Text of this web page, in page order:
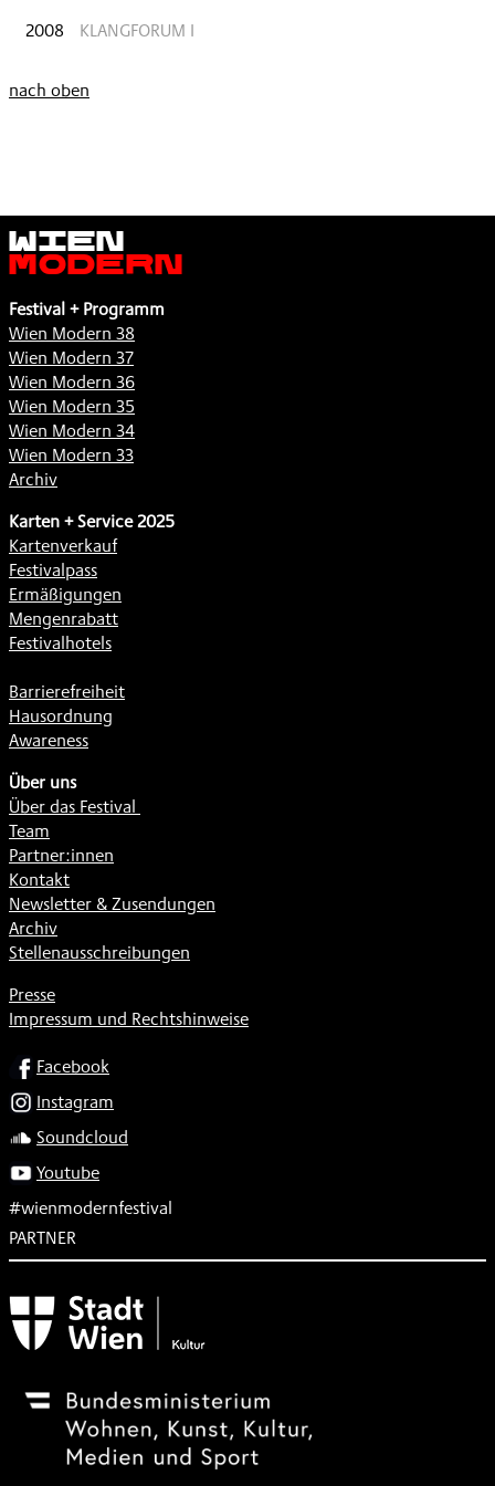
2008
KLANGFORUM I
nach oben
Wien
Modern
Festival + Programm
Wien Modern 38
Wien Modern 37
Wien Modern 36
Wien Modern 35
Wien Modern 34
Wien Modern 33
Archiv
Karten + Service 2025
Kartenverkauf
Festivalpass
Ermäßigungen
Mengenrabatt
Festivalhotels
Barrierefreiheit
Hausordnung
Awareness
Über uns
Über das Festival
Team
Partner:innen
Kontakt
Newsletter & Zusendungen
Archiv
Stellenausschreibungen
Presse
Impressum und Rechtshinweise
SOCIALFacebook
Instagram
Soundcloud
Youtube
#wienmodernfestival
PARTNER
Subventionsgeber